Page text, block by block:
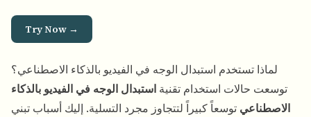
Try Now →
لماذا تستخدم استبدال الوجه في الفيديو بالذكاء الاصطناعي؟
توسعت حالات استخدام تقنية استبدال الوجه في الفيديو بالذكاء
الاصطناعي توسعاً كبيراً لتتجاوز مجرد التسلية. إليك أسباب تبني